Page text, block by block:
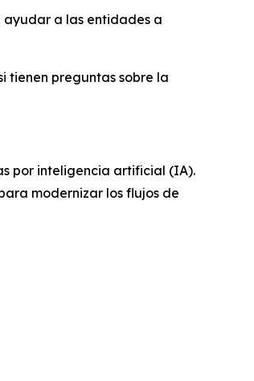
ayudar a las entidades a
tienen preguntas sobre la
por inteligencia artificial (IA).
modernizar los flujos de